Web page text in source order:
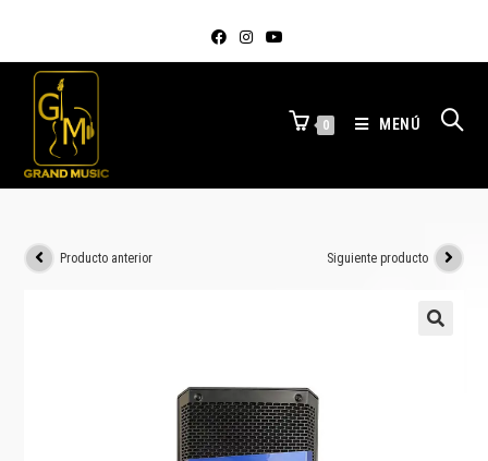
0 MENÚ
Producto anterior Siguiente producto